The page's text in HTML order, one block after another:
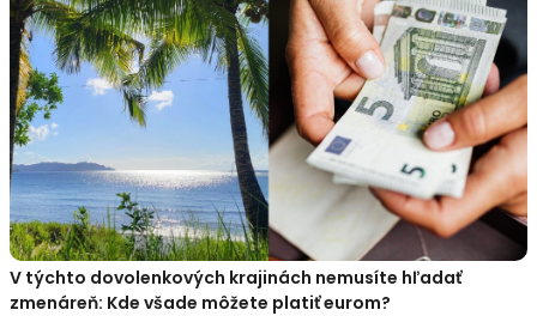
V týchto dovolenkových krajinách nemusíte hľadať
zmenáreň: Kde všade môžete platiť eurom?